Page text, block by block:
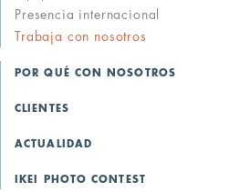
Presencia internacional
Trabaja con nosotros
POR QUÉ CON NOSOTROS
CLIENTES
ACTUALIDAD
IKEI PHOTO CONTEST